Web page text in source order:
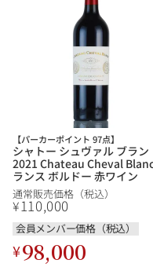
サロン
オーパス・ワン
イタリア
チリ
【パーカーポイント 97点】
シャトー シュヴァル ブラン
2021 Chateau Cheval
ランス ボルドー 赤ワイン
通常販売価格（税込）
¥110,000
会員メンバー価格（税込）
¥98,000